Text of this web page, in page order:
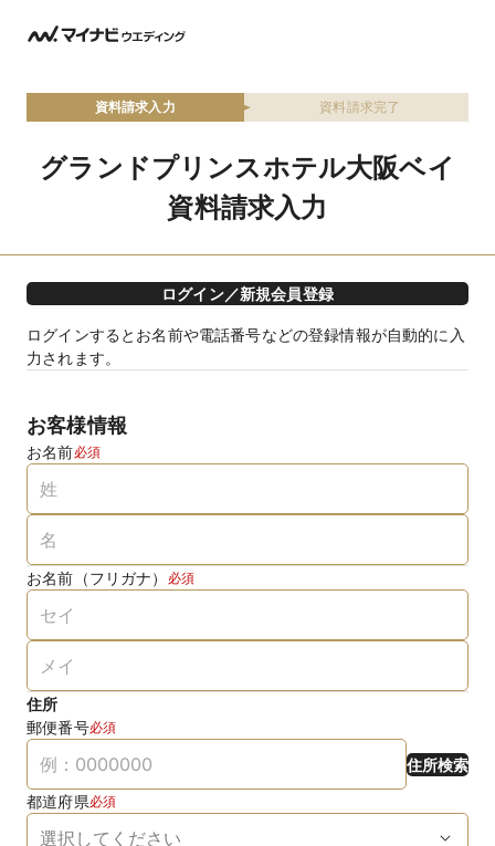
資料請求入力 資料請求完了
グランドプリンスホテル大阪ベイ
資料請求入力
ログイン／新規会員登録
ログインするとお名前や電話番号などの登録情報が自動的に入
力されます。
お客様情報
お名前必須
お名前（フリガナ） 必須
住所
郵便番号必須
住所検索
都道府県必須